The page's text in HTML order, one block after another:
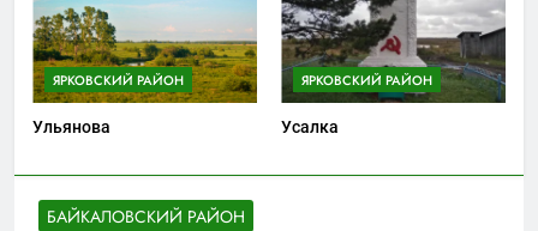
БАЙКАЛОВСКИЙ РАЙОН
ЯРКОВСКИЙ РАЙОН
Ульянова
ЯРКОВСКИЙ РАЙОН
Усалка